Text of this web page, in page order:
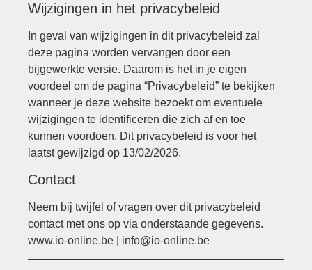
Wijzigingen in het privacybeleid
In geval van wijzigingen in dit privacybeleid zal
deze pagina worden vervangen door een
bijgewerkte versie. Daarom is het in je eigen
voordeel om de pagina “Privacybeleid” te bekijken
wanneer je deze website bezoekt om eventuele
wijzigingen te identificeren die zich af en toe
kunnen voordoen. Dit privacybeleid is voor het
laatst gewijzigd op 13/02/2026.
Contact
Neem bij twijfel of vragen over dit privacybeleid
contact met ons op via onderstaande gegevens.
www.io-online.be | info@io-online.be